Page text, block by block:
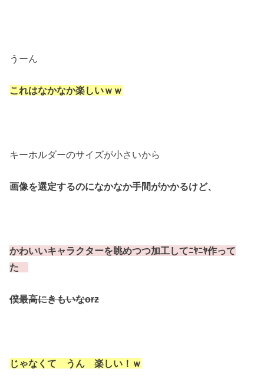
うーん
これはなかなか楽しいｗｗ
キーホルダーのサイズが小さいから
画像を選定するのになかなか手間がかかるけど、
かわいいキャラクターを眺めつつ加工してﾆﾔﾆﾔ作って
た
僕最高にきもいなorz
じゃなくて うん 楽しい！ｗ